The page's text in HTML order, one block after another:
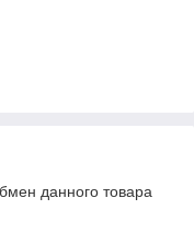
данного товара